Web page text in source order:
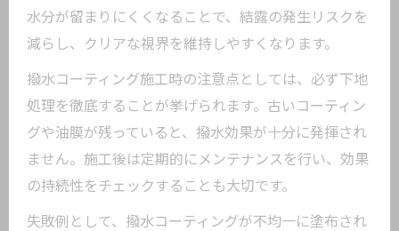
水分が留まりにくくなることで、結露の発生リスクを
減らし、クリアな視界を維持しやすくなります。
撥水コーティング施工時の注意点としては、必ず下地
処理を徹底することが挙げられます。古いコーティン
グや油膜が残っていると、撥水効果が十分に発揮され
ません。施工後は定期的にメンテナンスを行い、効果
の持続性をチェックすることも大切です。
失敗例として、撥水コーティングが不均一に塗布され